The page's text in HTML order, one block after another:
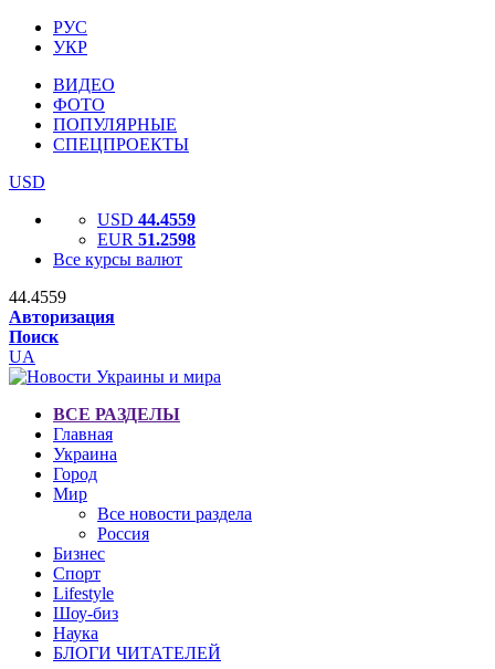
РУС
УКР
ВИДЕО
ФОТО
ПОПУЛЯРНЫЕ
СПЕЦПРОЕКТЫ
USD
USD 44.4559
EUR 51.2598
Все курсы валют
44.4559
Авторизация
Поиск
UA
ВСЕ РАЗДЕЛЫ
Главная
Украина
Город
Мир
Все новости раздела
Россия
Бизнес
Спорт
Lifestyle
Шоу-биз
Наука
БЛОГИ ЧИТАТЕЛЕЙ